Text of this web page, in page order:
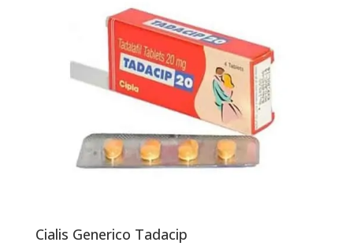
Cialis Generico Tadacip